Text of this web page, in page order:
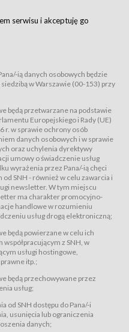
(Akredytacje);
zawarcie umowy z
udziału w Wydarzeniu,
Wydarzenia, tj. uprawniające
seansach filmowych,
Usługodawcę w Serwisie;
przez Usługodawcę, z
w ust. 2 pkt. 4 i 5 poniżej, których
regulaminy,
danych osobowych Usługobiorców
ustawy z dnia 18 lipca
(Dz.U. z 2002 r., Nr 144, poz.
nieodpłatnie.
przez Usługobiorców materiałów
w Serwisie,
nabycia Karnetów i Biletów,
sprzedaży w Sklepie.
serwisu i akceptuję go
ią danych osobowych będzie
w Warszawie (00-153) przy
będą przetwarzane na podstawie
Europejskiego i Rady (UE)
r. w sprawie ochrony osób
danych osobowych i w sprawie
oraz uchylenia dyrektywy
umowy o świadczenie usług
wyrażenia przez Pana/-ią chęci
SNH - również w celu zawarcia i
newsletter. W tym miejscu
ma charakter promocyjno-
handlowe w rozumieniu
usług drogą elektroniczną;
będą powierzane w celu ich
z SNH, w
usługi hostingowe,
itp.;
będą przechowywane przez
usług;
od SNH dostępu do Pana/-i
usunięcia lub ograniczenia
danych;